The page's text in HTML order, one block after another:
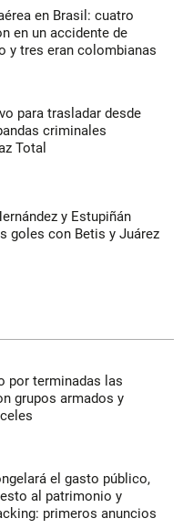
en Brasil: cuatro
en un accidente de
y tres eran colombianas
para trasladar desde
criminales
Total
y Estupiñán
goles con Betis y Juárez
por terminadas las
grupos armados y
el gasto público,
al patrimonio y
primeros anuncios